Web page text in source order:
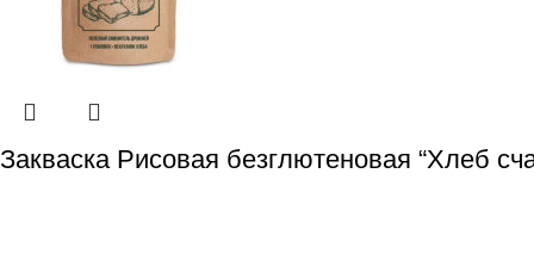
Закваска Рисовая безглютеновая “Хлеб